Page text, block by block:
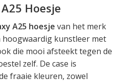
Hoesje
A25 hoesje van het merk
hoogwaardig kunstleer met
die mooi afsteekt tegen de
zelf. De case is
fraaie kleuren, zowel